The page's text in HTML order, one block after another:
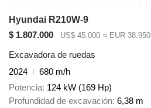
Hyundai R210W-9
$ 1.807.000
US$ 45.000 ≈ EUR 38.950
Excavadora de ruedas
2024
680 m/h
Potencia 124 kW (169 Hp)
Profundidad de excavación 6,38 m